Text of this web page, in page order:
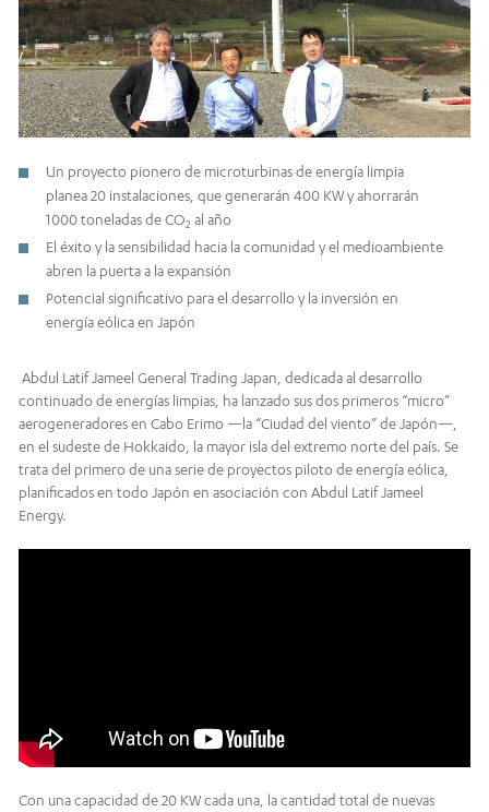
Un proyecto pionero de microturbinas de energía limpia
planea 20 instalaciones, que generarán 400 KW y ahorrarán
1000 toneladas de CO2 al año
El éxito y la sensibilidad hacia la comunidad y el medioambiente
abren la puerta a la expansión
Potencial significativo para el desarrollo y la inversión en
energía eólica en Japón
Abdul Latif Jameel General Trading Japan, dedicada al desarrollo
continuado de energías limpias, ha lanzado sus dos primeros “micro”
aerogeneradores en Cabo Erimo —la “Ciudad del viento” de Japón—,
en el sudeste de Hokkaido, la mayor isla del extremo norte del país. Se
trata del primero de una serie de proyectos piloto de energía eólica,
planificados en todo Japón en asociación con Abdul Latif Jameel
Energy.
Con una capacidad de 20 KW cada una, la cantidad total de nuevas